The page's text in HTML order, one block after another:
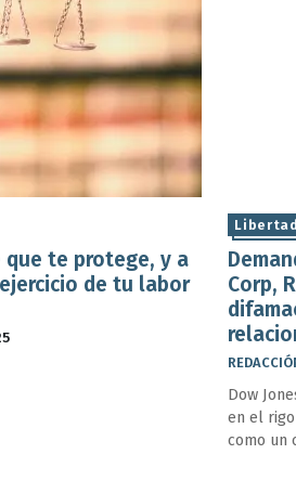
te protege, y a
de tu labor
Corp,
Dow
en el
como un